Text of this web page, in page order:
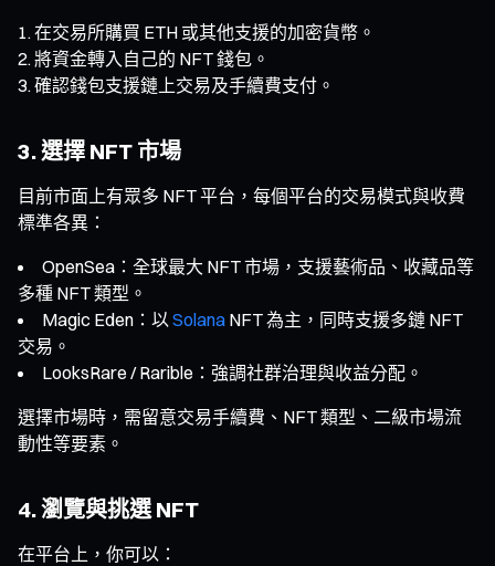
在交易所購買 ETH 或其他支援的加密貨幣。
將資金轉入自己的 NFT 錢包。
確認錢包支援鏈上交易及手續費支付。
3. 選擇 NFT 市場
目前市面上有眾多 NFT 平台，每個平台的交易模式與收費
標準各異：
OpenSea：全球最大 NFT 市場，支援藝術品、收藏品等
多種 NFT 類型。
Magic Eden：以 Solana NFT 為主，同時支援多鏈 NFT
交易。
LooksRare / Rarible：強調社群治理與收益分配。
選擇市場時，需留意交易手續費、NFT 類型、二級市場流
動性等要素。
4. 瀏覽與挑選 NFT
在平台上，你可以：